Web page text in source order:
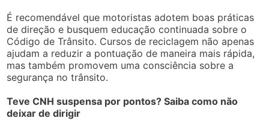
É recomendável que motoristas adotem boas práticas
de direção e busquem educação continuada sobre o
Código de Trânsito. Cursos de reciclagem não apenas
ajudam a reduzir a pontuação de maneira mais rápida,
mas também promovem uma consciência sobre a
segurança no trânsito.
Teve CNH suspensa por pontos? Saiba como não
deixar de dirigir